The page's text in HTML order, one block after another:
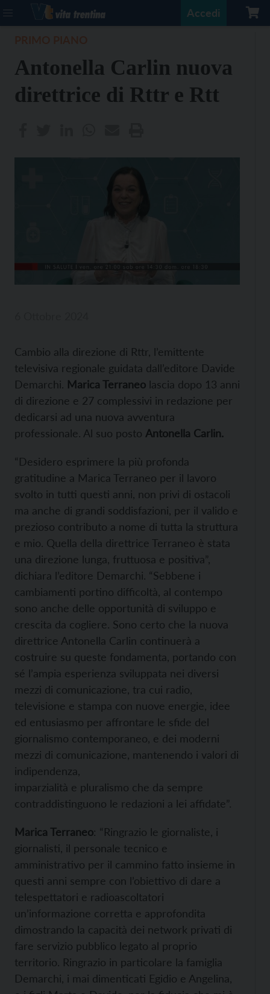
Accedi
Antonella Carlin nuova
direttrice di Rttr e Rtt
Cambio alla direzione di Rttr, l’emittente
televisiva regionale guidata dall’editore Davide
Demarchi. Marica Terraneo lascia dopo 13 anni
di direzione e 27 complessivi in redazione per
dedicarsi ad una nuova avventura
professionale. Al suo posto Antonella Carlin.
“Desidero esprimere la più profonda
gratitudine a Marica Terraneo per il lavoro
svolto in tutti questi anni, non privi di ostacoli
ma anche di grandi soddisfazioni, per il valido e
prezioso contributo a nome di tutta la struttura
e mio. Quella della direttrice Terraneo è stata
una direzione lunga, fruttuosa e positiva”,
dichiara l’editore Demarchi. “Sebbene i
cambiamenti portino difficoltà, al contempo
sono anche delle opportunità di sviluppo e
crescita da cogliere. Sono certo che la nuova
direttrice Antonella Carlin continuerà a
costruire su queste fondamenta, portando con
sé l’ampia esperienza sviluppata nei diversi
mezzi di comunicazione, tra cui radio,
televisione e stampa con nuove energie, idee
ed entusiasmo per affrontare le sfide del
giornalismo contemporaneo, e dei moderni
mezzi di comunicazione, mantenendo i valori di
indipendenza,
imparzialità e pluralismo che da sempre
contraddistinguono le redazioni a lei affidate”.
Marica Terraneo: “Ringrazio le giornaliste, i
giornalisti, il personale tecnico e
amministrativo per il cammino fatto insieme in
questi anni sempre con l’obiettivo di dare a
telespettatori e radioascoltatori
un’informazione corretta e approfondita
dimostrando la capacità dei network privati di
fare servizio pubblico legato al proprio
territorio. Ringrazio in particolare la famiglia
Demarchi, i mai dimenticati Egidio e Angelina,